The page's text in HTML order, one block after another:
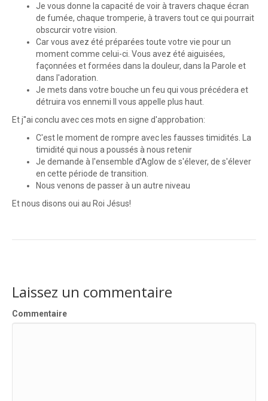
Je vous donne la capacité de voir à travers chaque écran
de fumée, chaque tromperie, à travers tout ce qui pourrait
obscurcir votre vision.
Car vous avez été préparées toute votre vie pour un
moment comme celui-ci. Vous avez été aiguisées,
façonnées et formées dans la douleur, dans la Parole et
dans l'adoration.
Je mets dans votre bouche un feu qui vous précédera et
détruira vos ennemi Il vous appelle plus haut.
Et j''ai conclu avec ces mots en signe d'approbation:
C'est le moment de rompre avec les fausses timidités. La
timidité qui nous a poussés à nous retenir
Je demande à l'ensemble d'Aglow de s'élever, de s'élever
en cette période de transition.
Nous venons de passer à un autre niveau
Et nous disons oui au Roi Jésus!
Laissez un commentaire
Commentaire